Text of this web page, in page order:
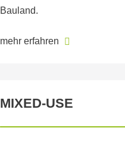
Bauland.
mehr erfahren
MIXED-USE